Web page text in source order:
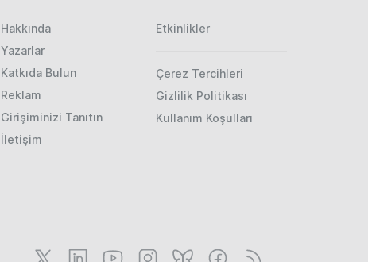
Hakkında
Yazarlar
Katkıda Bulun
Reklam
Girişiminizi Tanıtın
İletişim
Etkinlikler
Çerez Tercihleri
Gizlilik Politikası
Kullanım Koşulları